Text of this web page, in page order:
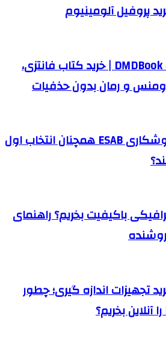
پروفیل آلومینیوم
فروشگاه کتاب DMDBook | خرید کتاب فانتزی،
و رمان بدون حذفیات
چرا محصولات جوشکاری ESAB همچنان انتخاب اول
باکیفیت بخریم؟ راهنمای
تجهیزات اندازه گیری؛ چطور
آنلاین بخریم؟